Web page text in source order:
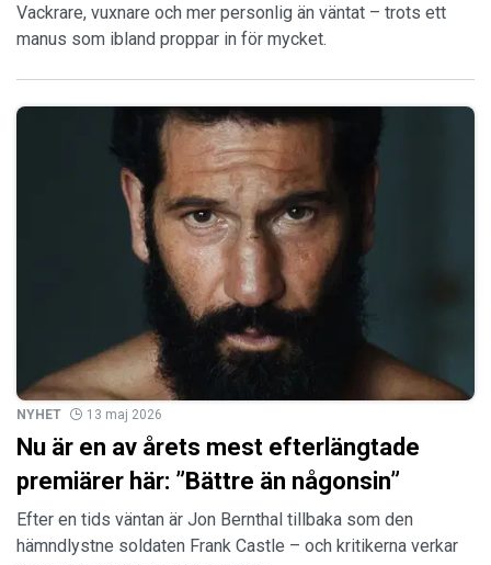
Vackrare, vuxnare och mer personlig än väntat – trots ett
manus som ibland proppar in för mycket.
NYHET 13 maj 2026
Nu är en av årets mest efterlängtade
premiärer här: ”Bättre än någonsin”
Efter en tids väntan är Jon Bernthal tillbaka som den
hämndlystne soldaten Frank Castle – och kritikerna verkar